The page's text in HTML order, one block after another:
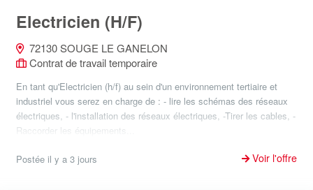
Electricien (H/F)
72130 SOUGE LE GANELON
Contrat de travail temporaire
En tant qu'Electricien (h/f) au sein d'un environnement tertiaire et
industriel vous serez en charge de : - lire les schémas des réseaux
électriques, - l'installation des réseaux électriques, -Tirer les cables, -
Raccorder les équipements...
Postée il y a 3 jours Voir l'offre